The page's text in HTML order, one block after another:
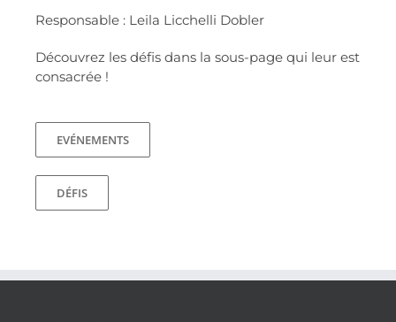
Responsable : Leila Licchelli Dobler
Découvrez les défis dans la sous-page qui leur est
consacrée !
EVÉNEMENTS
DÉFIS